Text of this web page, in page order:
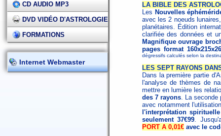
CD AUDIO MP3
DVD VIDÉO D'ASTROLOGIE
FORMATIONS
Internet Webmaster
LA BIBLE DES
Les Nouvelles
avec les 2 noeuds
planétaires. Édition
clarifiée des données et
Magnifique ouvrage
pages format
dégressifs calculés selon la
LES SEPT RAYONS
Dans la première partie
l'analyse de thèmes de
mettre en lumière les
des 7 rayons. La seconde
avec notamment
l'interprétation spirituelle
seulement 37€99.
PORT A 0,01€ avec le